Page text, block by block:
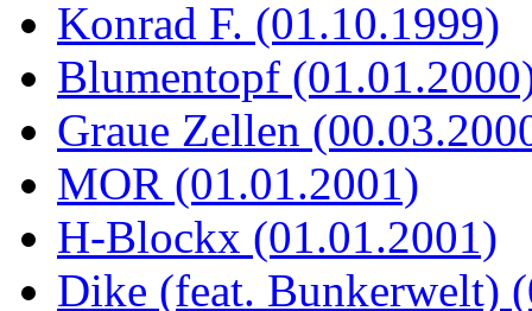
Konrad F. (01.10.1999)
Blumentopf
Graue Zellen
MOR (01.01.2001)
H-Blockx (01.01.2001)
Dike (feat. Bunkerwelt)